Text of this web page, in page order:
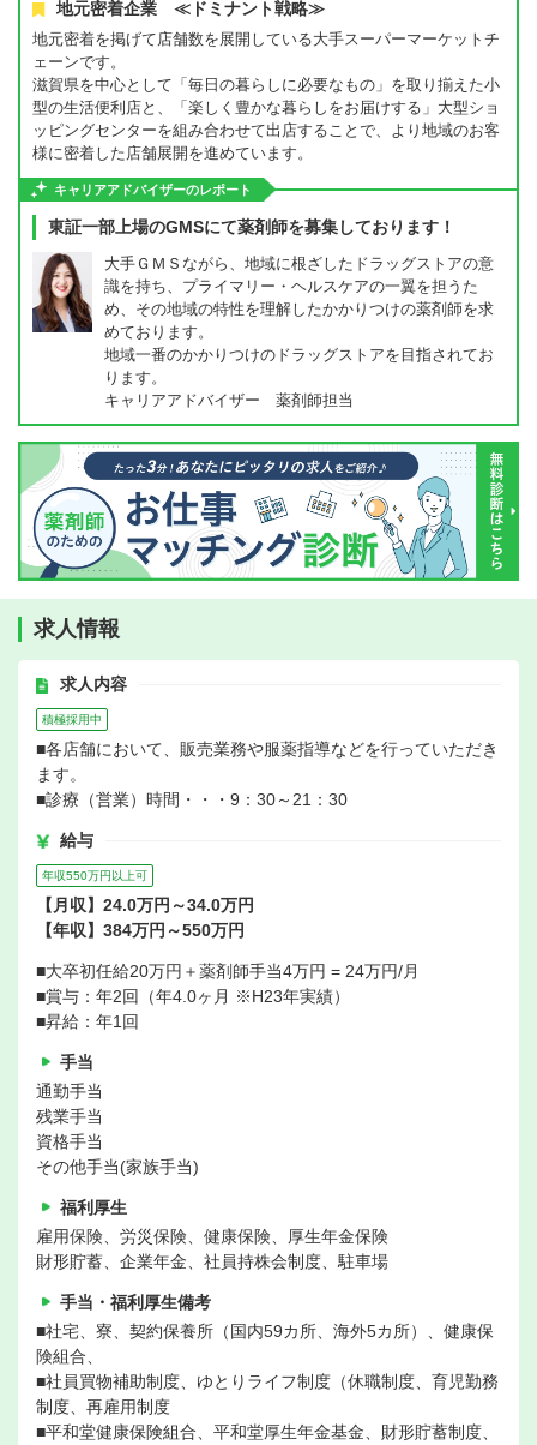
地元密着企業 ≪ドミナント戦略≫
地元密着を掲げて店舗数を展開している大手スーパーマーケットチ
ェーンです。
滋賀県を中心として「毎日の暮らしに必要なもの」を取り揃えた小
型の生活便利店と、「楽しく豊かな暮らしをお届けする」大型ショ
ッピングセンターを組み合わせて出店することで、より地域のお客
様に密着した店舗展開を進めています。
キャリアアドバイザーのレポート
東証一部上場のGMSにて薬剤師を募集しております！
大手ＧＭＳながら、地域に根ざしたドラッグストアの意
識を持ち、プライマリー・ヘルスケアの一翼を担うた
め、その地域の特性を理解したかかりつけの薬剤師を求
めております。
地域一番のかかりつけのドラッグストアを目指されてお
ります。
キャリアアドバイザー 薬剤師担当
求人情報
求人内容
積極採用中
■各店舗において、販売業務や服薬指導などを行っていただき
ます。
■診療（営業）時間・・・9：30～21：30
給与
年収550万円以上可
【月収】24.0万円～34.0万円
【年収】384万円～550万円
■大卒初任給20万円＋薬剤師手当4万円 = 24万円/月
■賞与：年2回（年4.0ヶ月 ※H23年実績）
■昇給：年1回
手当
通勤手当
残業手当
資格手当
その他手当(家族手当)
福利厚生
雇用保険、労災保険、健康保険、厚生年金保険
財形貯蓄、企業年金、社員持株会制度、駐車場
手当・福利厚生備考
■社宅、寮、契約保養所（国内59カ所、海外5カ所）、健康保
険組合、
■社員買物補助制度、ゆとりライフ制度（休職制度、育児勤務
制度、再雇用制度
■平和堂健康保険組合、平和堂厚生年金基金、財形貯蓄制度、